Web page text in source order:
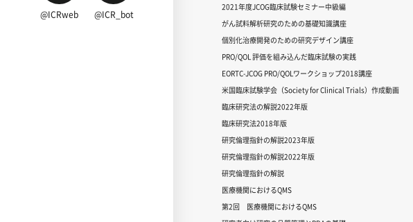
@ICRweb @ICR_bot
2021年度JCOG臨床試験セミナー中級編
がん試料解析研究のための基礎知識講座
個別化治療開発のための研究デザイン講座
PRO/QOL 評価を組み込んだ臨床試験の実践
EORTC-JCOG PRO/QOLワークショップ2018講座
米国臨床試験学会（Society for Clinical Trials）作成動画
臨床研究法の解説2022年版
臨床研究法2018年版
研究倫理指針の解説2023年版
研究倫理指針の解説2022年版
研究倫理指針の解説
医療機関におけるQMS
第2回 医療機関におけるQMS